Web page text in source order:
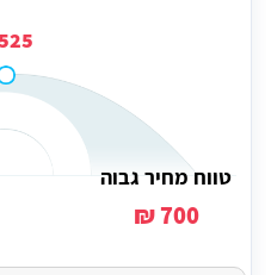
₪
טווח מחיר גבוה
700 ₪